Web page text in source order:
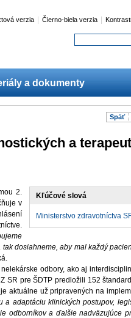
verzia Čierno-biela verzia
a dokumenty
Späť
a
Kľúčové slová
Ministerstvo zdravotníctva
2.
v
dosiahneme, aby mal každý
odbory, ako aj
SR pre ŠDTP predložili 152
aktuálne už pripravených na
a adaptáciu klinických postupov,
odborníkov a ďalšie nadväzujúce